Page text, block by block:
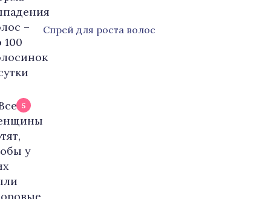
Cпрей для роста волос
5